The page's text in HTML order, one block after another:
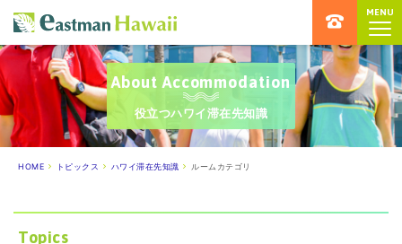
MENU
ハワイ留学専門店 イーストマンハ
About Accommodation
役立つハワイ滞在先知識
HOME トピックス ハワイ滞在先知識 ルームカテゴリ
Topics